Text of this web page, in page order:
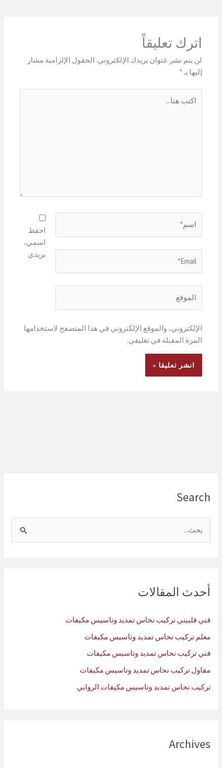
Search
ث
عأحدث المقالات
فني فلبيني تركيب نحاس تمديد وتاسيس مكيفات
معلم تركيب نحاس تمديد وتاسيس مكيفات
فني تركيب نحاس تمديد وتاسيس مكيفات
مقاول تركيب نحاس تمديد وتاسيس مكيفات
تركيب نحاس تمديد وتاسيس مكيفات الروابي
Archives
اترك تعليقاً
لن يتم نشر عنوان بريدك الإلكتروني. الحقول الإلزامية مشار
إليها بـ *
هنا...
احفظ
اسمي،
بريدي
الإلكتروني، والموقع الإلكتروني في هذا المتصفح لاستخدامها
المرة المقبلة في تعليقي.